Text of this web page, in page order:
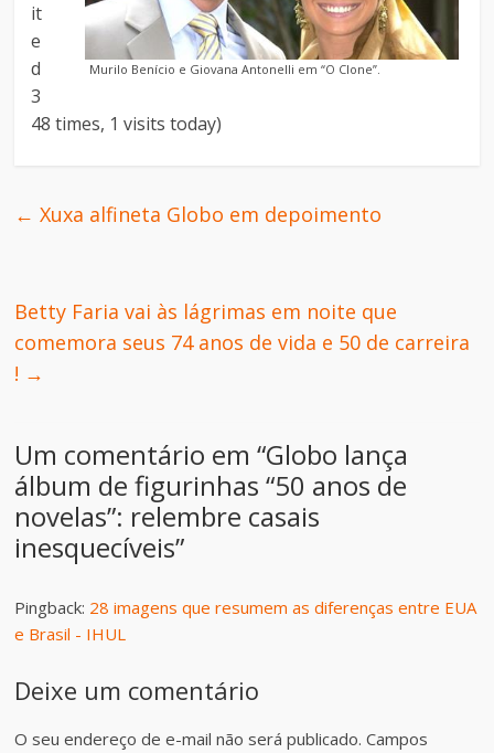
Murilo Benício e Giovana Antonelli em “O Clone”.
it
e
d
3
48 times, 1 visits today)
← Xuxa alfineta Globo em depoimento
Betty Faria vai às lágrimas em noite que
comemora seus 74 anos de vida e 50 de carreira
! →
Um comentário em “Globo lança
álbum de figurinhas “50 anos de
novelas”: relembre casais
inesquecíveis”
Pingback: 28 imagens que resumem as diferenças entre EUA
e Brasil - IHUL
Deixe um comentário
O seu endereço de e-mail não será publicado. Campos